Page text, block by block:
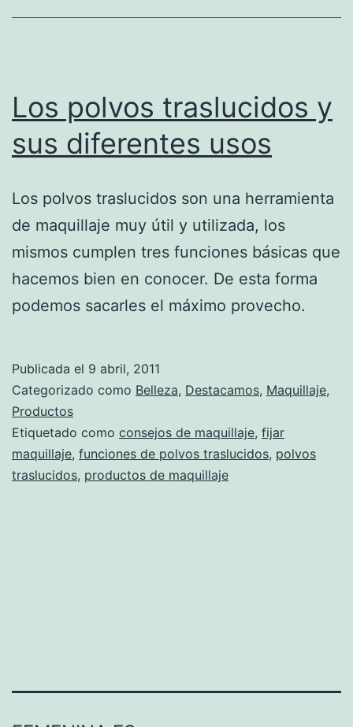
Los polvos traslucidos y
sus diferentes usos
Los polvos traslucidos son una herramienta
de maquillaje muy útil y utilizada, los
mismos cumplen tres funciones básicas que
hacemos bien en conocer. De esta forma
podemos sacarles el máximo provecho.
Publicada el 9 abril, 2011
Categorizado como Belleza, Destacamos, Maquillaje,
Productos
Etiquetado como consejos de maquillaje, fijar
maquillaje, funciones de polvos traslucidos, polvos
traslucidos, productos de maquillaje